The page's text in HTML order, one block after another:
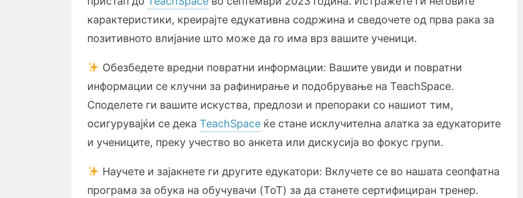
карактеристики, креирајте едукативна содржина и сведочете од прва рака за
позитивното влијание што може да го има врз вашите ученици.
Обезбедете вредни повратни информации: Вашите увиди и повратни
информации се клучни за рафинирање и подобрување на TeachSpace.
Споделете ги вашите искуства, предлози и препораки со нашиот тим,
осигурувајќи се дека TeachSpace ќе стане исклучителна алатка за едукаторите
и учениците, преку учество во анкета или дискусија во фокус групи.
Научете и зајакнете ги другите едукатори: Вклучете се во нашата сеопфатна
програма за обука на обучувачи (ToT) за да станете сертифициран тренер.